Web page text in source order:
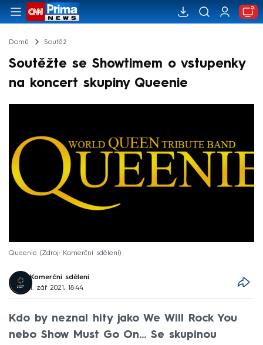
Domů Soutěž
Soutěžte se Showtimem o vstupenky
na koncert skupiny Queenie
Queenie Zdroj: Komerční sdělení
Komerční sdělení
1. zář 2021, 18:44
Kdo by neznal hity jako We Will Rock You
nebo Show Must Go On... Se skupinou